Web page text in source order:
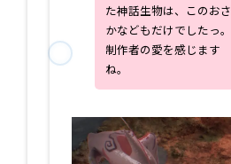
た神話生物は、このおさ
かなどもだけでしたっ。
制作者の愛を感じます
ね。